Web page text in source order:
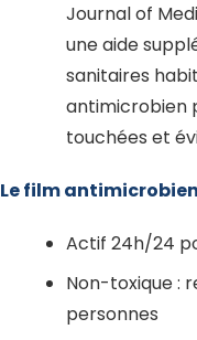
Journal of
une aide
sanitaires
antimicrobien
touchées et
Le film
Actif 24h/24
Non-toxique :
personnes